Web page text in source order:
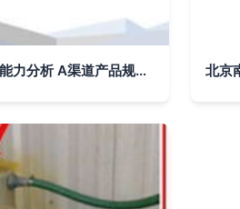
电热式空气热交换器经营能力分析 A渠道产品规格中的其他气体应用场景